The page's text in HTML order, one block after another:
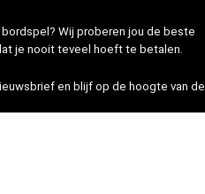
Wij proberen jou de beste
je nooit teveel hoeft te betalen.
en blijf op de hoogte van de